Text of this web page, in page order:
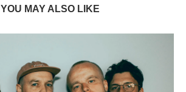
YOU MAY ALSO LIKE